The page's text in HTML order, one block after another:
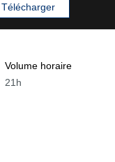
Télécharger
Volume horaire
21h